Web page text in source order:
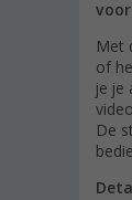
Met
of
je je
De